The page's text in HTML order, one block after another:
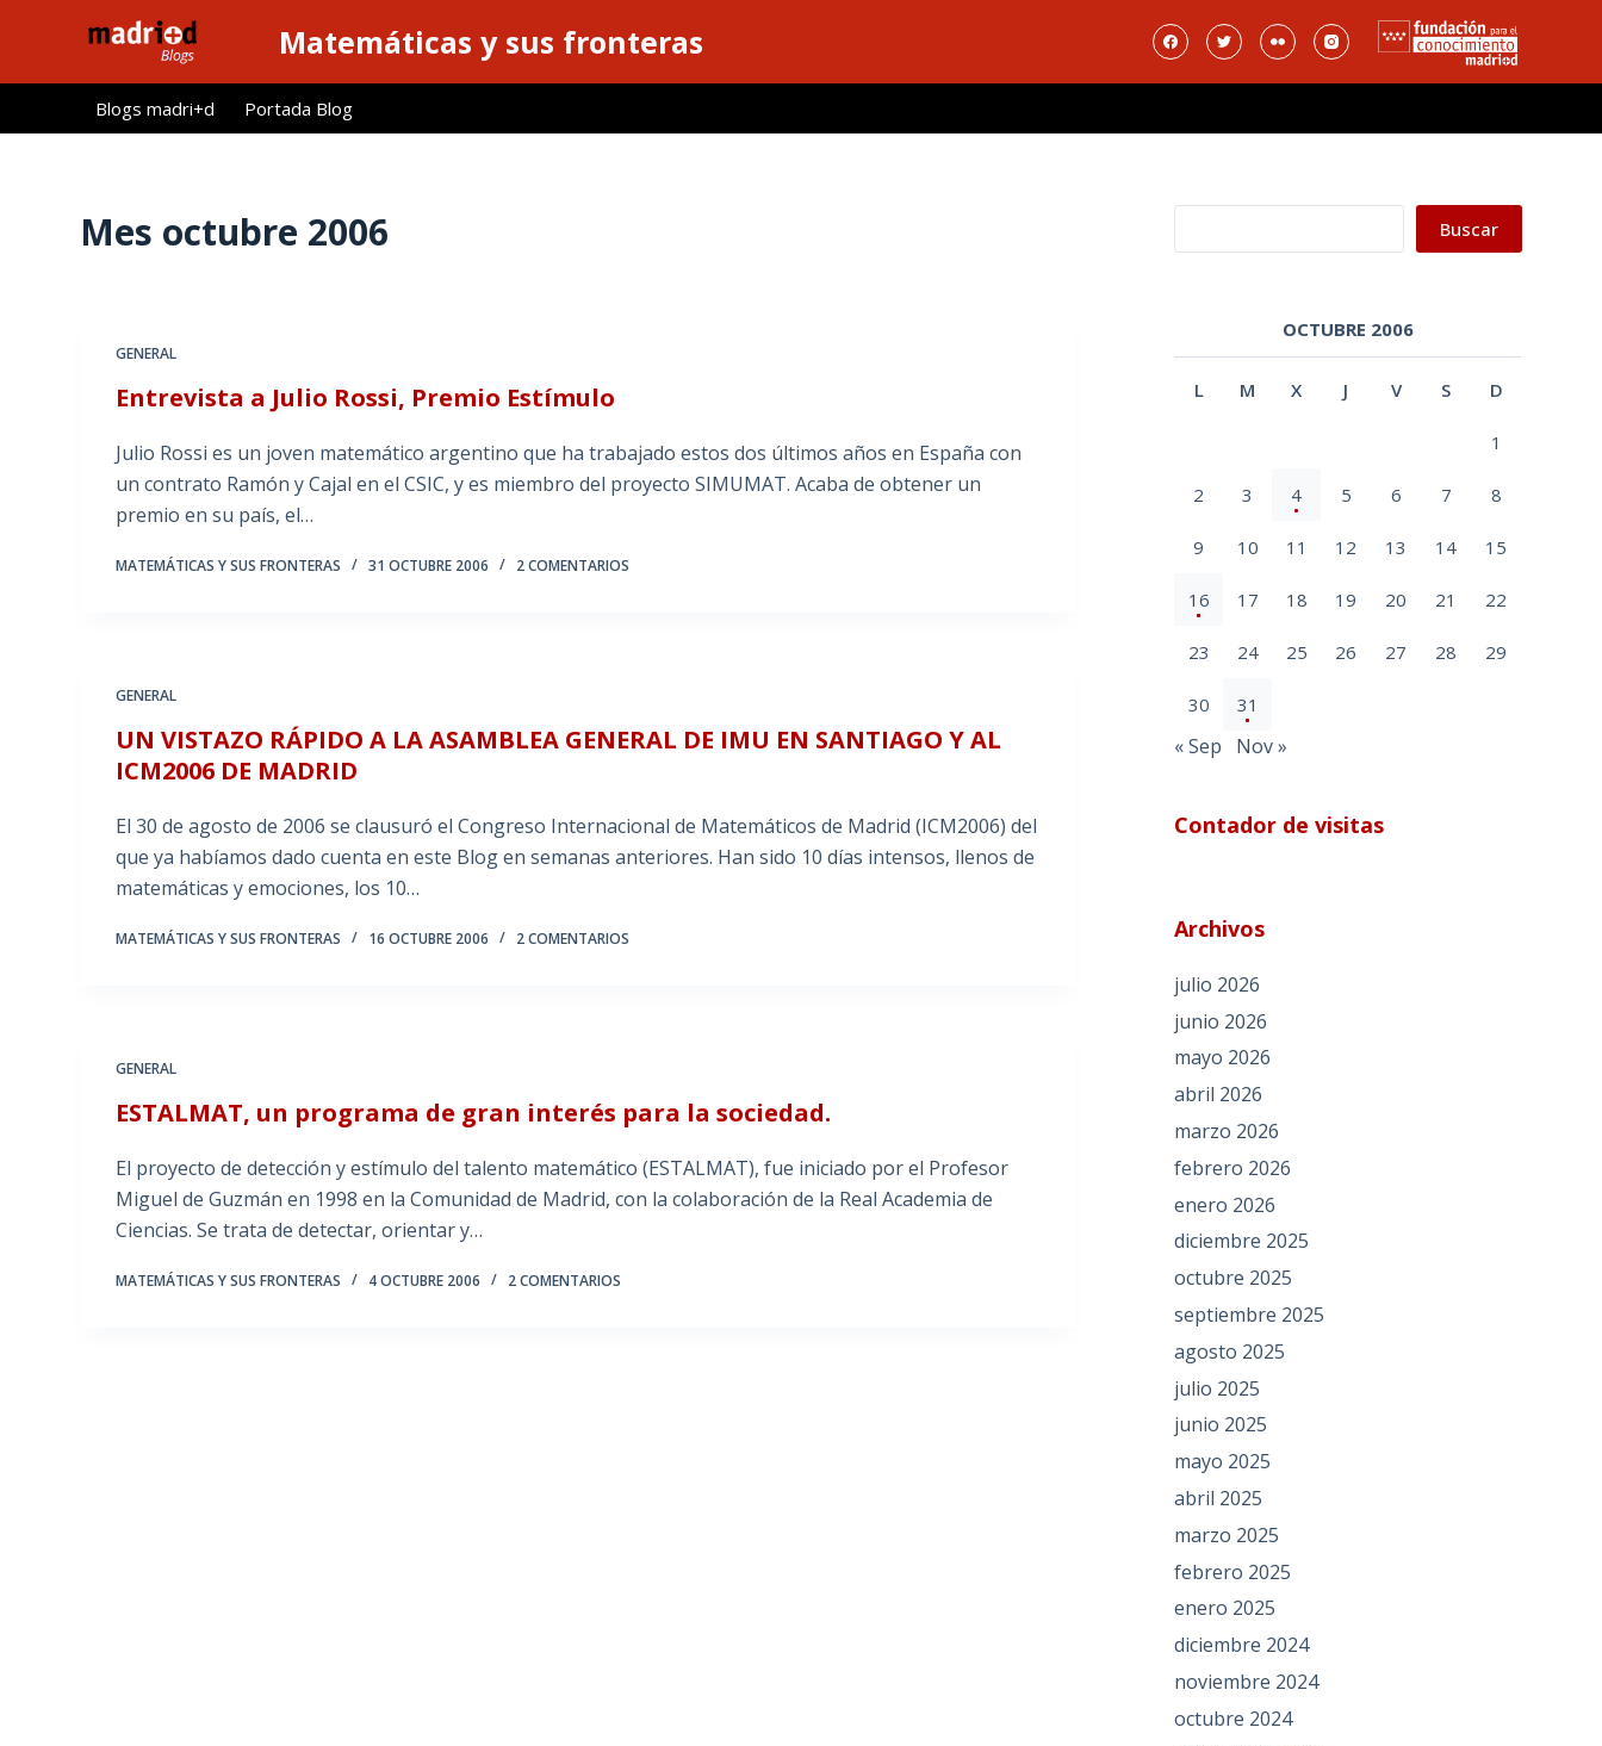
l
Matemáticas y sus fronteras
Blogs madri+d Portada Blog
Mes octubre 2006
GENERAL
Entrevista a Julio Rossi, Premio Estímulo
Julio Rossi es un joven matemático argentino que ha trabajado estos dos últimos años en España con
un contrato Ramón y Cajal en el CSIC, y es miembro del proyecto SIMUMAT. Acaba de obtener un
premio en su país, el…
MATEMÁTICAS Y SUS FRONTERAS 31 OCTUBRE 2006 2 COMENTARIOS
GENERAL
UN VISTAZO RÁPIDO A LA ASAMBLEA GENERAL DE IMU EN SANTIAGO Y AL
ICM2006 DE MADRID
El 30 de agosto de 2006 se clausuró el Congreso Internacional de Matemáticos de Madrid (ICM2006) del
que ya habíamos dado cuenta en este Blog en semanas anteriores. Han sido 10 días intensos, llenos de
matemáticas y emociones, los 10…
MATEMÁTICAS Y SUS FRONTERAS 16 OCTUBRE 2006 2 COMENTARIOS
GENERAL
ESTALMAT, un programa de gran interés para la sociedad.
El proyecto de detección y estímulo del talento matemático (ESTALMAT), fue iniciado por el Profesor
Miguel de Guzmán en 1998 en la Comunidad de Madrid, con la colaboración de la Real Academia de
Ciencias. Se trata de detectar, orientar y…
MATEMÁTICAS Y SUS FRONTERAS 4 OCTUBRE 2006 2 COMENTARIOS
Buscar
OCTUBRE 2006
L M X J V S D
1
2 3 4 5 6 7 8
9 10 11 12 13 14 15
16 17 18 19 20 21 22
23 24 25 26 27 28 29
30 31
« Sep Nov »
Contador de visitas
Archivos
julio 2026
junio 2026
mayo 2026
abril 2026
marzo 2026
febrero 2026
enero 2026
diciembre 2025
octubre 2025
septiembre 2025
agosto 2025
julio 2025
junio 2025
mayo 2025
abril 2025
marzo 2025
febrero 2025
enero 2025
diciembre 2024
noviembre 2024
octubre 2024